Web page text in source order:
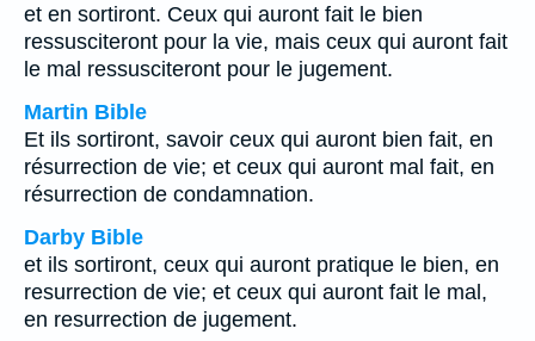
et en sortiront. Ceux qui auront fait le bien
ressusciteront pour la vie, mais ceux qui auront fait
le mal ressusciteront pour le jugement.
Martin Bible
Et ils sortiront, savoir ceux qui auront bien fait, en
résurrection de vie; et ceux qui auront mal fait, en
résurrection de condamnation.
Darby Bible
et ils sortiront, ceux qui auront pratique le bien, en
resurrection de vie; et ceux qui auront fait le mal,
en resurrection de jugement.